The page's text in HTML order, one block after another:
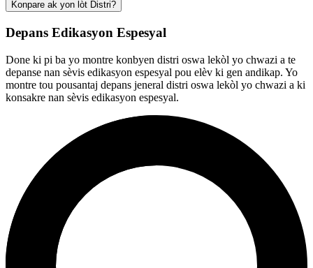
Konpare ak yon lòt Distri?
Depans Edikasyon Espesyal
Done ki pi ba yo montre konbyen distri oswa lekòl yo chwazi a te
depanse nan sèvis edikasyon espesyal pou elèv ki gen andikap. Yo
montre tou pousantaj depans jeneral distri oswa lekòl yo chwazi a ki
konsakre nan sèvis edikasyon espesyal.